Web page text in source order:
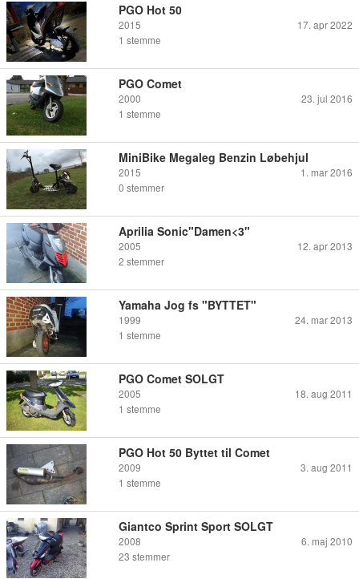
PGO Hot 50
2015
17. apr 2022
1 stemme
PGO Comet
2000
23. jul 2016
1 stemme
MiniBike Megaleg Benzin Løbehjul
2015
1. mar 2016
0 stemmer
Aprilia Sonic"Damen<3"
2005
12. apr 2013
2 stemmer
Yamaha Jog fs "BYTTET"
1999
24. mar 2013
1 stemme
PGO Comet SOLGT
2005
18. aug 2011
1 stemme
PGO Hot 50 Byttet til Comet
2009
3. aug 2011
1 stemme
Giantco Sprint Sport SOLGT
2008
6. maj 2010
23 stemmer